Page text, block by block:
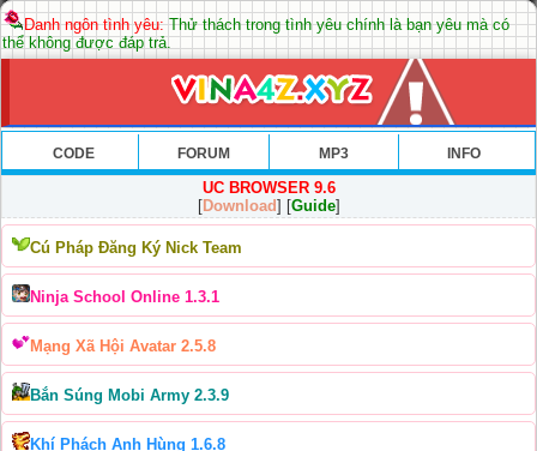
Danh ngôn tình yêu:Thử thách trong tình yêu chính là bạn yêu mà có
thể không được đáp trả.
CODE FORUM MP3 INFO
UC BROWSER 9.6
[Download] [Guide]
Cú Pháp Đăng Ký Nick Team
Ninja School Online 1.3.1
Mạng Xã Hội Avatar 2.5.8
Bắn Súng Mobi Army 2.3.9
Khí Phách Anh Hùng 1.6.8